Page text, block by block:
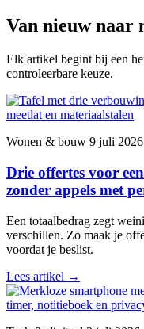
Van nieuw naar
Elk artikel begint bij een
controleerbare keuze.
Wonen & bouw 9 juli 2026
Drie offertes voor
zonder appels met
Een totaalbedrag zegt
verschillen. Zo maak je
voordat je beslist.
Lees artikel →